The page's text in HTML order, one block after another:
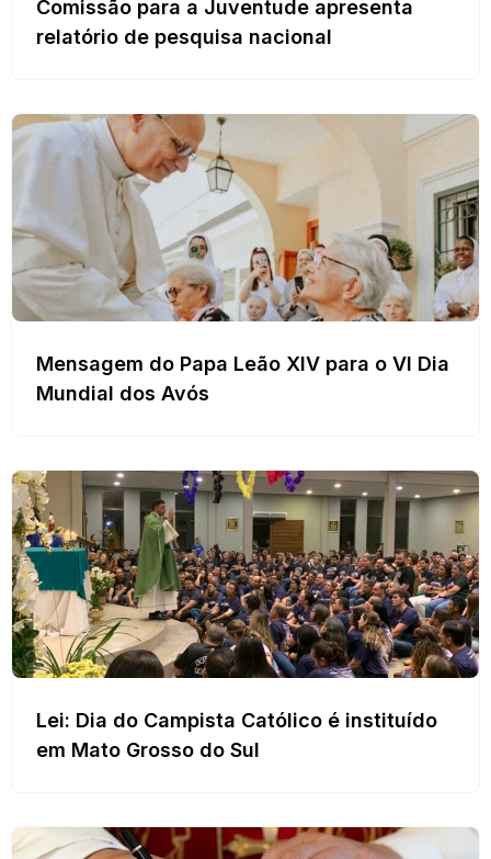
Comissão para a Juventude apresenta
relatório de pesquisa nacional
Mensagem do Papa Leão XIV para o VI Dia
Mundial dos Avós
Lei: Dia do Campista Católico é instituído
em Mato Grosso do Sul